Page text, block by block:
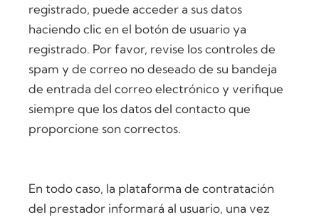
registrado, puede acceder a sus datos
haciendo clic en el botón de usuario ya
registrado. Por favor, revise los controles de
spam y de correo no deseado de su bandeja
de entrada del correo electrónico y verifique
siempre que los datos del contacto que
proporcione son correctos.
En todo caso, la plataforma de contratación
del prestador informará al usuario, una vez